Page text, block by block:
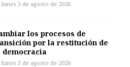
lunes 3 de agosto de 2026
los procesos de
por la restitución de
democracia
lunes 3 de agosto de 2026